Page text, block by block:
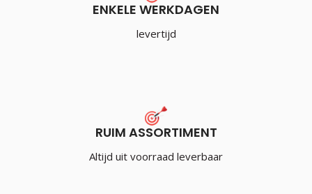
ENKELE WERKDAGEN
levertijd
RUIM ASSORTIMENT
Altijd uit voorraad leverbaar